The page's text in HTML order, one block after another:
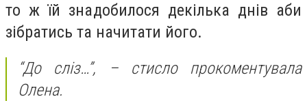
то ж їй знадобилося декілька днів аби
зібратись та начитати його.
“До сліз…”, – стисло прокоментувала
Олена.